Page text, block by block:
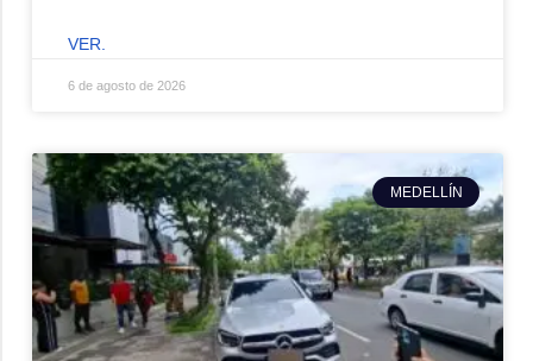
VER.
6 de agosto de 2026
MEDELLÍN